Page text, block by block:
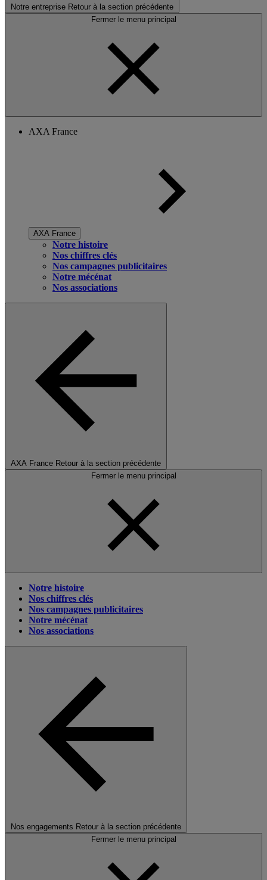
Notre entreprise Retour à la section précédente
Fermer le menu principal
AXA France
AXA France
Notre histoire
Nos chiffres clés
Nos campagnes publicitaires
Notre mécénat
Nos associations
AXA France Retour à la section précédente
Fermer le menu principal
Notre histoire
Nos chiffres clés
Nos campagnes publicitaires
Notre mécénat
Nos associations
Nos engagements Retour à la section précédente
Fermer le menu principal